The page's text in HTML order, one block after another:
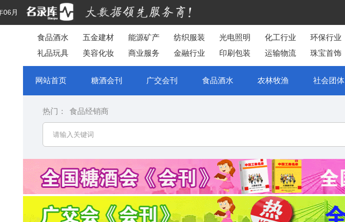
06月
食品酒水 五金建材 能源矿产 纺织服装 光电照明 化工行业 环保行业
礼品玩具
美容化妆 商业服务 金融行业 印刷包装 运输物流 珠宝首饰
网站首页 糖酒会刊 广交会刊 食品酒水 农林牧渔 社会团体
热门： 食品经销商